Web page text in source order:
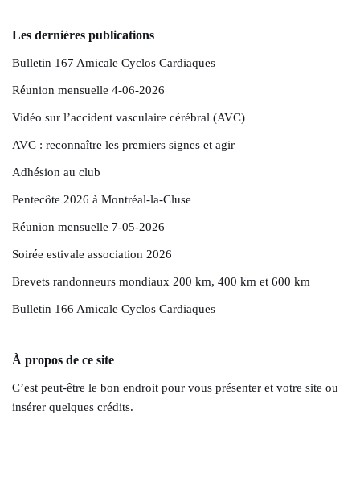
Les dernières publications
Bulletin 167 Amicale Cyclos Cardiaques
Réunion mensuelle 4-06-2026
Vidéo sur l’accident vasculaire cérébral (AVC)
AVC : reconnaître les premiers signes et agir
Adhésion au club
Pentecôte 2026 à Montréal-la-Cluse
Réunion mensuelle 7-05-2026
Soirée estivale association 2026
Brevets randonneurs mondiaux 200 km, 400 km et 600 km
Bulletin 166 Amicale Cyclos Cardiaques
À propos de ce site
C’est peut-être le bon endroit pour vous présenter et votre site ou
insérer quelques crédits.